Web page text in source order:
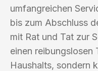
umfangreichen
bis zum Abschluss
mit Rat und Tat zur
einen reibungslosen
Haushalts, sondern